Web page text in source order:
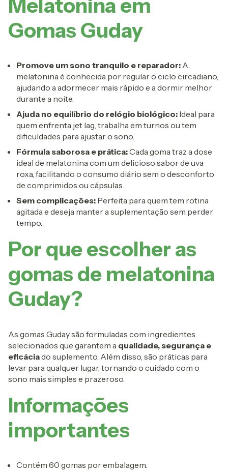
Melatonina em
Gomas Guday
Promove um sono tranquilo e reparador: A
melatonina é conhecida por regular o ciclo circadiano,
ajudando a adormecer mais rápido e a dormir melhor
durante a noite.
Ajuda no equilíbrio do relógio biológico: Ideal para
quem enfrenta jet lag, trabalha em turnos ou tem
dificuldades para ajustar o sono.
Fórmula saborosa e prática:Cada goma traz a dose
ideal de melatonina com um delicioso sabor de uva
roxa, facilitando o consumo diário sem o desconforto
de comprimidos ou cápsulas.
Sem complicações: Perfeita para quem tem rotina
agitada e deseja manter a suplementação sem perder
tempo.
Por que escolher as
gomas de melatonina
Guday?
As gomas Guday são formuladas com ingredientes
selecionados que garantem a qualidade, segurança e
eficáciado suplemento. Além disso, são práticas para
levar para qualquer lugar, tornando o cuidado com o
sono mais simples e prazeroso.
Informações
importantes
Contém 60 gomas por embalagem.